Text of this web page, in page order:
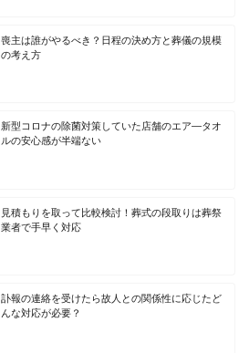
喪主は誰がやるべき？日程の決め方と葬儀の規模
の考え方
新型コロナの除菌対策していた店舗のエア―タオ
ルの安心感が半端ない
見積もりを取って比較検討！葬式の段取りは葬祭
業者で手早く対応
訃報の連絡を受けたら故人との関係性に応じたど
んな対応が必要？